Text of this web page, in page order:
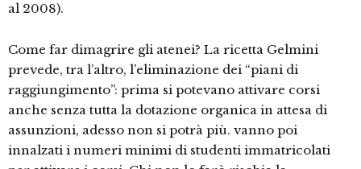
al 2008).
Come far dimagrire gli atenei? La ricetta Gelmini
prevede, tra l’altro, l’eliminazione dei “piani di
raggiungimento”: prima si potevano attivare corsi
anche senza tutta la dotazione organica in attesa di
assunzioni, adesso non si potrà più. vanno poi
innalzati i numeri minimi di studenti immatricolati